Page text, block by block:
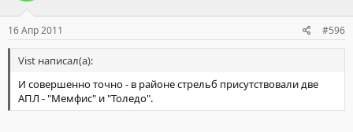
16 Апр 2011 #596
Vist написал(а):
И совершенно точно - в районе стрельб присутствовали две
АПЛ - "Мемфис" и "Толедо".